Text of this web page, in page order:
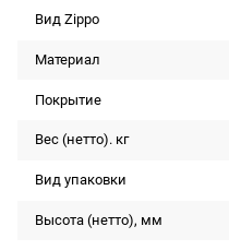
Вид Zippo
Материал
Покрытие
Вес (нетто). кг
Вид упаковки
Высота (нетто), мм